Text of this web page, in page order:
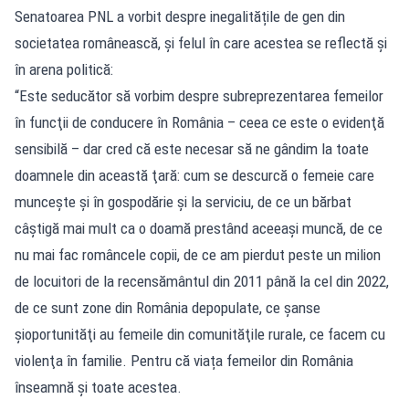
Senatoarea PNL a vorbit despre inegalitățile de gen din
societatea românească, și felul în care acestea se reflectă și
în arena politică:
“Este seducător să vorbim despre subreprezentarea femeilor
în funcţii de conducere în România – ceea ce este o evidenţă
sensibilă – dar cred că este necesar să ne gândim la toate
doamnele din această ţară: cum se descurcă o femeie care
munceşte şi în gospodărie şi la serviciu, de ce un bărbat
câştigă mai mult ca o doamă prestând aceeaşi muncă, de ce
nu mai fac româncele copii, de ce am pierdut peste un milion
de locuitori de la recensământul din 2011 până la cel din 2022,
de ce sunt zone din România depopulate, ce şanse
şioportunităţi au femeile din comunităţile rurale, ce facem cu
violenţa în familie. Pentru că viața femeilor din România
înseamnă şi toate acestea.